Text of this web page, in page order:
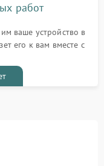
работ
ваше устройство в
его к вам вместе с